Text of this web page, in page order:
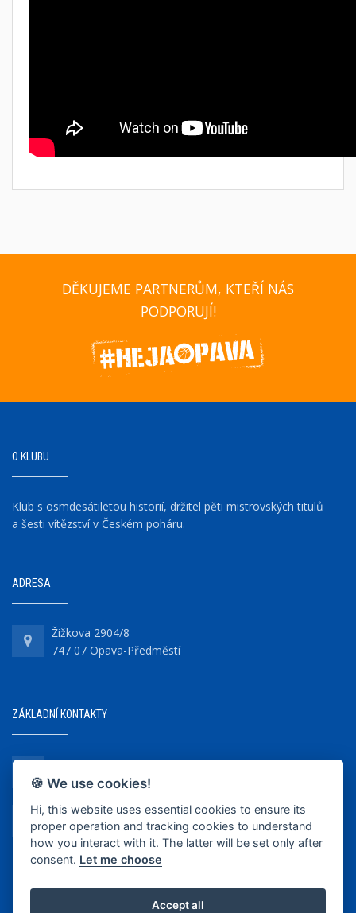
DĚKUJEME PARTNERŮM, KTEŘÍ NÁS
PODPORUJÍ!
O KLUBU
Klub s osmdesátiletou historií, držitel pěti mistrovských titulů
a šesti vítězství v Českém poháru.
ADRESA
Žižkova 2904/8
747 07 Opava-Předměstí
ZÁKLADNÍ KONTAKTY
+420 737 218 679
info@bkopava.cz
www.bkopava.cz
🍪 We use cookies!
Hi, this website uses essential cookies to ensure its
proper operation and tracking cookies to understand
how you interact with it. The latter will be set only after
consent. Let me choose
Accept all